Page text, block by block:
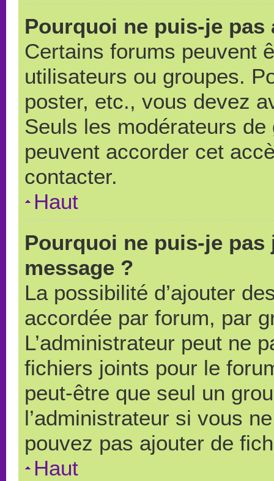
Pourquoi ne puis-je
Certains forums peuvent
utilisateurs ou groupes.
poster, etc., vous devez
Seuls les modérateurs
peuvent accorder cet
contacter.
Haut
Pourquoi ne puis-je
message ?
La possibilité d’ajouter
accordée par forum, par
L’administrateur peut ne
fichiers joints pour le
peut-être que seul un
l’administrateur si vous
pouvez pas ajouter de
Haut